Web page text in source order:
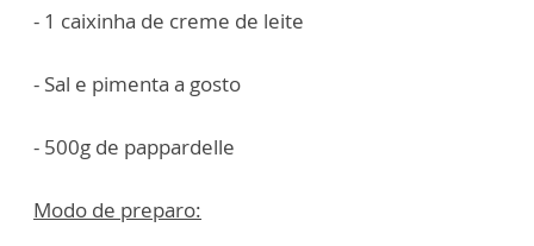
- 1 caixinha de creme de leite
- Sal e pimenta a gosto
- 500g de pappardelle
Modo de preparo: